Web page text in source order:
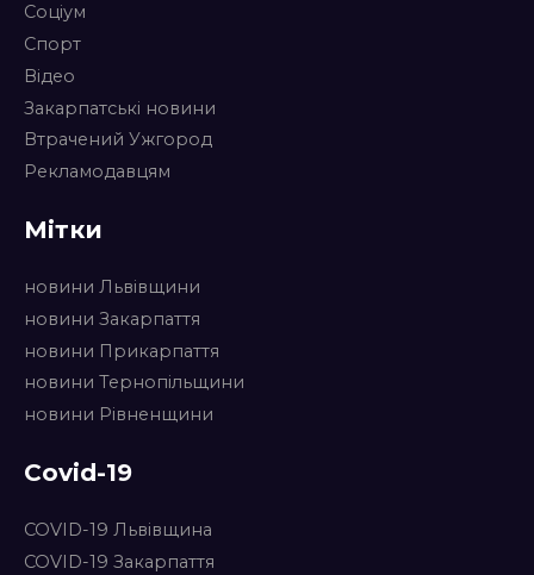
Соціум
Спорт
Відео
Закарпатські новини
Втрачений Ужгород
Рекламодавцям
Мітки
новини Львівщини
новини Закарпаття
новини Прикарпаття
новини Тернопільщини
новини Рівненщини
Covid-19
COVID-19 Львівщина
COVID-19 Закарпаття